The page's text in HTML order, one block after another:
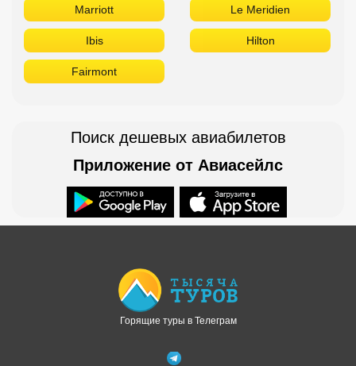
Marriott Le Meridien
Ibis Hilton
Fairmont
Поиск дешевых авиабилетов
Приложение от Авиасейлс
Горящие туры в Телеграм